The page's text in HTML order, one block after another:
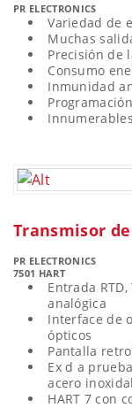
PR ELECTRONICS
Variedad de
Muchas
Precisión de
Consumo
Inmunidad
Transmisor
PR ELECTRONICS
7501 HART
Entrada
analógica
Interface de
ópticos
Pantalla
Ex d a
acero
HART 7 con